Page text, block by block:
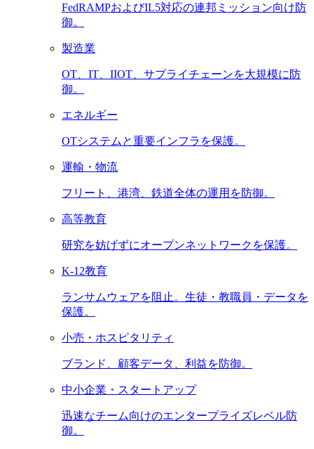
FedRAMPおよびIL5対応の連邦ミッション向け防
御。
製造業
OT、IT、IIOT、サプライチェーンを大規模に防
御。
エネルギー
OTシステムと重要インフラを保護。
運輸・物流
フリート、港湾、鉄道全体の運用を防御。
高等教育
研究を妨げずにオープンネットワークを保護。
K-12教育
ランサムウェアを阻止。生徒・教職員・データを
保護。
小売・ホスピタリティ
ブランド、顧客データ、利益を防御。
中小企業・スタートアップ
迅速なチーム向けのエンタープライズレベル防
御。